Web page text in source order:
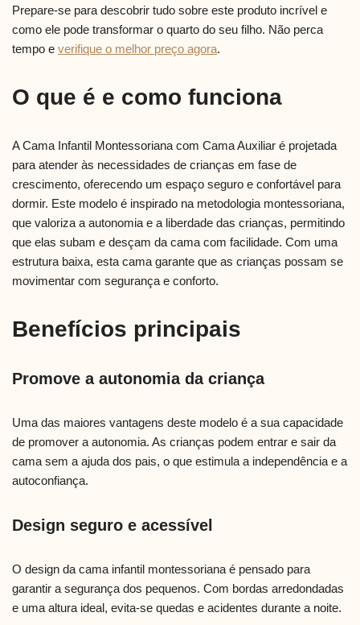
Prepare-se para descobrir tudo sobre este produto incrível e
como ele pode transformar o quarto do seu filho. Não perca
tempo e verifique o melhor preço agora.
O que é e como funciona
A Cama Infantil Montessoriana com Cama Auxiliar é projetada
para atender às necessidades de crianças em fase de
crescimento, oferecendo um espaço seguro e confortável para
dormir. Este modelo é inspirado na metodologia montessoriana,
que valoriza a autonomia e a liberdade das crianças, permitindo
que elas subam e desçam da cama com facilidade. Com uma
estrutura baixa, esta cama garante que as crianças possam se
movimentar com segurança e conforto.
Benefícios principais
Promove a autonomia da criança
Uma das maiores vantagens deste modelo é a sua capacidade
de promover a autonomia. As crianças podem entrar e sair da
cama sem a ajuda dos pais, o que estimula a independência e a
autoconfiança.
Design seguro e acessível
O design da cama infantil montessoriana é pensado para
garantir a segurança dos pequenos. Com bordas arredondadas
e uma altura ideal, evita-se quedas e acidentes durante a noite.